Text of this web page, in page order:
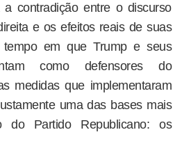
a contradição entre o discurso
e os efeitos reais de suas
tempo em que Trump e seus
como defensores do
medidas que implementaram
uma das bases mais
do Partido Republicano: os